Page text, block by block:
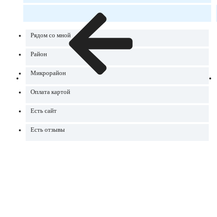
Рядом со мной
Район
Микрорайон
Оплата картой
Есть сайт
Есть отзывы